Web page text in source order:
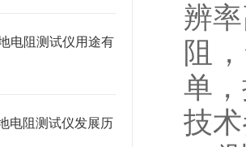
电阻测试仪用途有
电阻测试仪发展历
辨
阻
单
技